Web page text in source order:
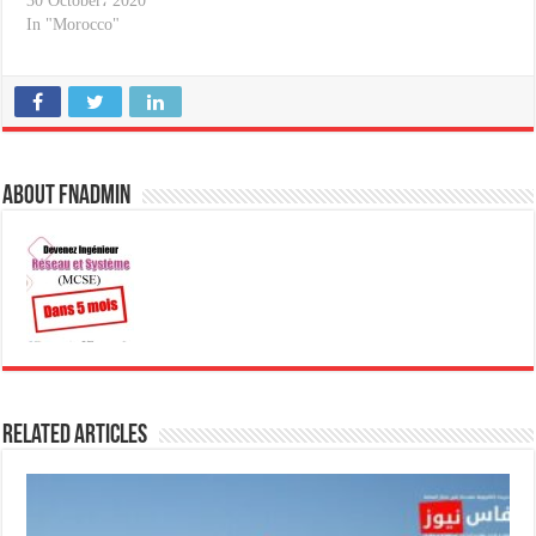
In "Morocco"
About fnadmin
Related Articles